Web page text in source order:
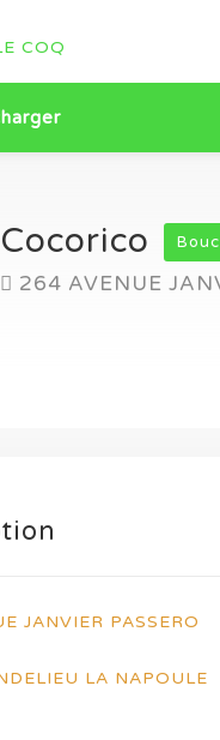
Cocorico
264 AVENUE
JANVIER PASSERO
LA NAPOULE